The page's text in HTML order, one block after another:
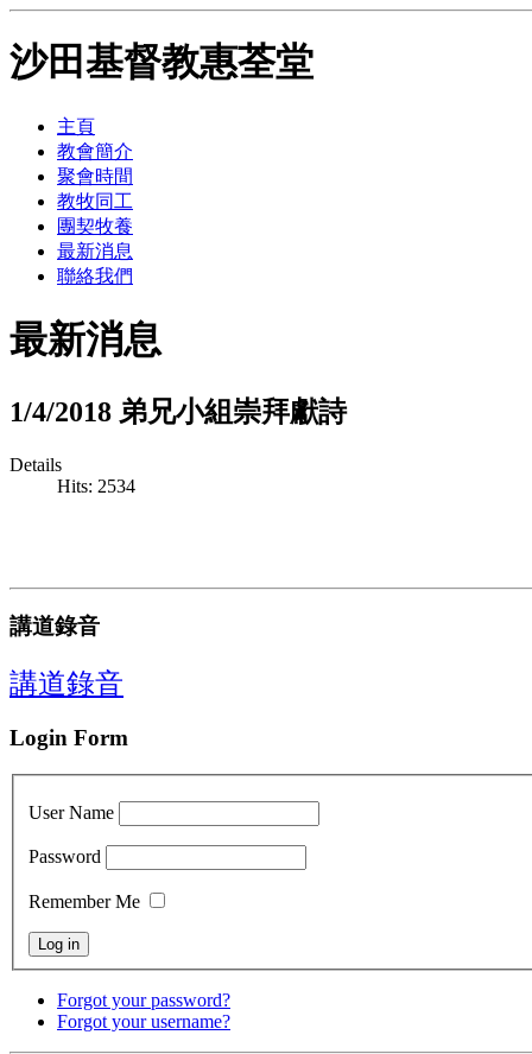
沙田基督教惠荃堂
主頁
教會簡介
聚會時間
教牧同工
團契牧養
最新消息
聯絡我們
最新消息
1/4/2018 弟兄小組崇拜獻詩
Details
Hits: 2534
講道錄音
講道錄音
Login Form
User Name
Password
Remember Me
Forgot your password?
Forgot your username?